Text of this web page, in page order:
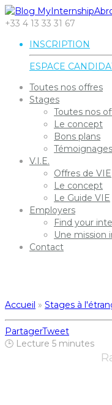
+33 4 13 33 31 67
INSCRIPTION
ESPACE
Toutes nos offres
Stages
Toutes nos
Le concept
Bons plans
Témoignages
V.I.E.
Offres de VIE
Le concept
Le Guide VIE
Employers
Find your
Une mission
Contact
Accueil » Stages à
PartagerTweet
🕒 Lecture 5 minutes